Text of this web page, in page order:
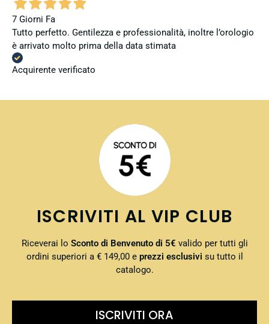
7 Giorni Fa
Tutto perfetto. Gentilezza e professionalità, inoltre l’orologio
è arrivato molto prima della data stimata
Acquirente verificato
ISCRIVITI AL VIP CLUB
Riceverai lo Sconto di Benvenuto di 5€ valido per tutti gli
ordini superiori a € 149,00 e prezzi esclusivi su tutto il
catalogo.
ISCRIVITI ORA